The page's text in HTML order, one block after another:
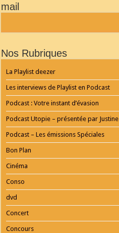
by
WordPress
SERVICE
ONLINE
MAINZ
Playlist
mail
Nos Rubriques
La Playlist deezer
Les interviews de Playlist en Podcast
Podcast : Votre instant d’évasion
Podcast Utopie – présentée par Justine
Podcast – Les émissions Spéciales
Bon Plan
Cinéma
Conso
dvd
Concert
Concours